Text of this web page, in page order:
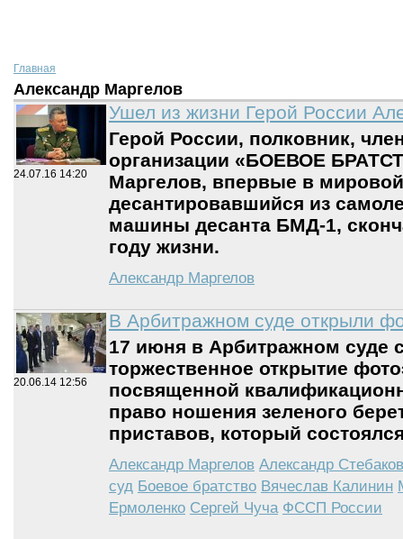
Главная
Александр Маргелов
24.07.16 14:20
Ушел из жизни Герой России
Герой России, полковник,
организации «БОЕВОЕ
Маргелов, впервые в мировой
десантировавшийся из
машины десанта БМД-1,
году жизни.
Александр Маргелов
20.06.14 12:56
В Арбитражном суде открыли
17 июня в Арбитражном суде
торжественное открытие
посвященной
право ношения зеленого
приставов, который
Александр Маргелов Александр Стебаков
суд Боевое братство Вячеслав Калинин
Ермоленко Сергей Чуча ФССП России